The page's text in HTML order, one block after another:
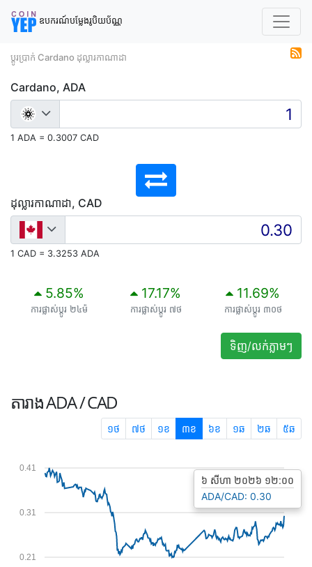
ឧបករណ៍បម្លែងរូបិយប័ណ្ណ
ប្តូរប្រាក់ Cardano ដុល្លារកាណាដា
Cardano, ADA
1 ADA = 0.3007 CAD
ដុល្លារកាណាដា, CAD
1 CAD = 3.3253 ADA
5.85%
ការផ្លាស់ប្តូរ ២៤ម៉
17.17%
ការផ្លាស់ប្តូរ ៧ថ
11.69%
ការផ្លាស់ប្តូរ ៣០ថ
ទិញ/លក់ភ្លាមៗ
តារាងADA / CAD
១ថ ៧ថ ១ខ ៣ខ ៦ខ ១ឆ ២ឆ ៥ឆ
0.21
0.31
0.41
៦ សីហា ២០២៦ ១២:០០
ADA/CAD: 0.30